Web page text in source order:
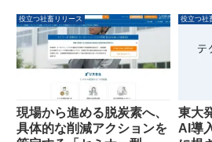
役立つ社畜リリース
現場から進める脱炭素へ、
具体的な削減アクションを
役立つ社
東大
AI導